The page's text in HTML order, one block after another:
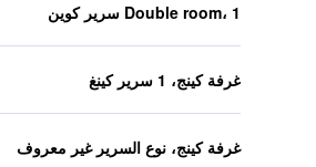
Double room، 1 سرير كوين
غرفة كينج، 1 سرير كينغ
غرفة كينج، نوع السرير غير معروف